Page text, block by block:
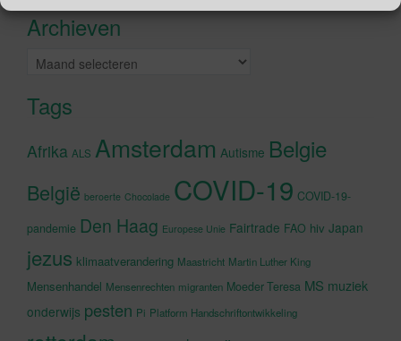
Archieven
Archieven
Tags
Afrika ALS Amsterdam Autisme Belgie
België beroerte Chocolade COVID-19 COVID-19-
pandemie Den Haag Europese Unie Fairtrade FAO hiv Japan
jezus klimaatverandering Maastricht Martin Luther King
Mensenhandel Mensenrechten migranten Moeder Teresa MS muziek
onderwijs pesten Pi Platform Handschriftontwikkeling